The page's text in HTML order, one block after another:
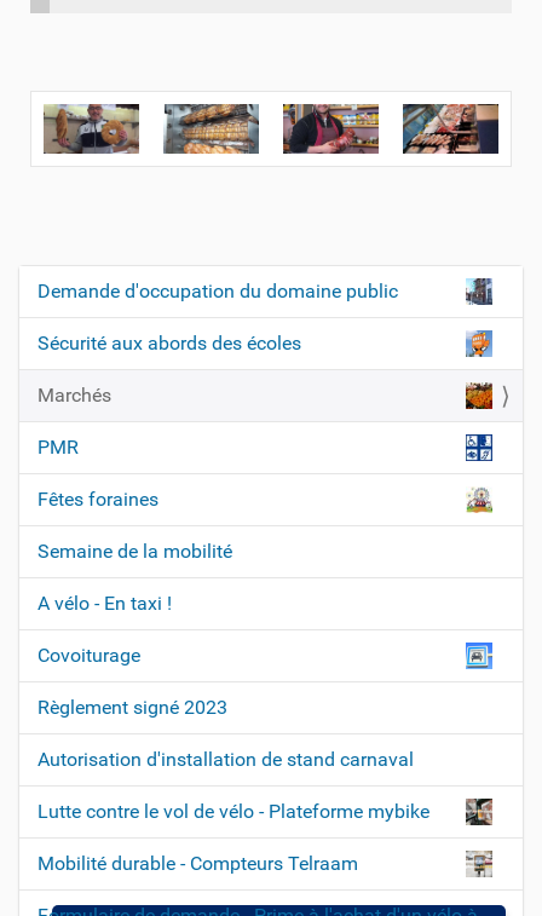
N
a
v
i
g
a
t
i
n
Demande d'occupation du domaine public
Sécurité aux abords des écoles
Marchés
PMR
Fêtes foraines
Semaine de la mobilité
A vélo - En taxi !
Covoiturage
Règlement signé 2023
Autorisation d'installation de stand carnaval
Lutte contre le vol de vélo - Plateforme mybike
Mobilité durable - Compteurs Telraam